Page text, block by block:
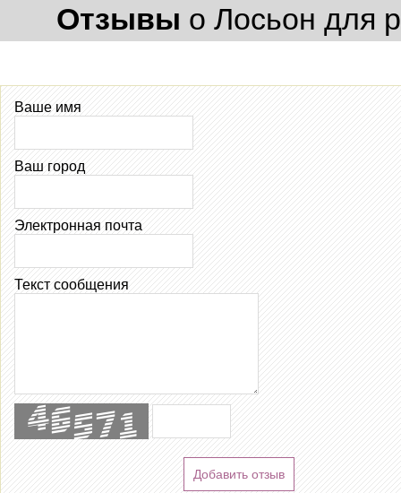
Отзывы о Лосьон для
Ваше имя
Ваш город
Электронная почта
Текст сообщения
Добавить отзыв